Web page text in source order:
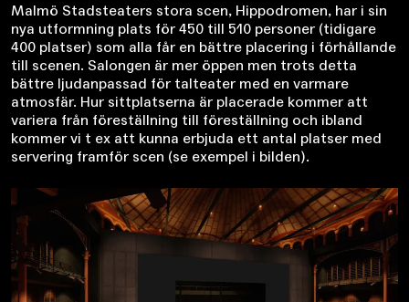
Malmö Stadsteaters stora scen, Hippodromen, har i sin
nya utformning plats för 450 till 510 personer (tidigare
400 platser) som alla får en bättre placering i förhållande
till scenen. Salongen är mer öppen men trots detta
bättre ljudanpassad för talteater med en varmare
atmosfär. Hur sittplatserna är placerade kommer att
variera från föreställning till föreställning och ibland
kommer vi t ex att kunna erbjuda ett antal platser med
servering framför scen (se exempel i bilden).